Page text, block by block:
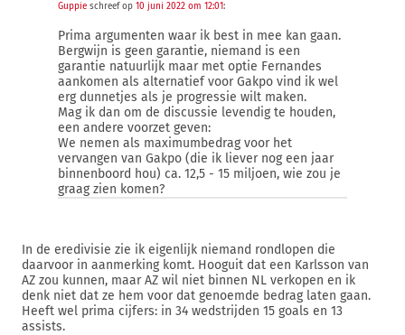
Guppie schreef op 10 juni 2022 om 12:01:
Prima argumenten waar ik best in mee kan gaan.
Bergwijn is geen garantie, niemand is een
garantie natuurlijk maar met optie Fernandes
aankomen als alternatief voor Gakpo vind ik wel
erg dunnetjes als je progressie wilt maken.
Mag ik dan om de discussie levendig te houden,
een andere voorzet geven:
We nemen als maximumbedrag voor het
vervangen van Gakpo (die ik liever nog een jaar
binnenboord hou) ca. 12,5 - 15 miljoen, wie zou je
graag zien komen?
In de eredivisie zie ik eigenlijk niemand rondlopen die
daarvoor in aanmerking komt. Hooguit dat een Karlsson van
AZ zou kunnen, maar AZ wil niet binnen NL verkopen en ik
denk niet dat ze hem voor dat genoemde bedrag laten gaan.
Heeft wel prima cijfers: in 34 wedstrijden 15 goals en 13
assists.